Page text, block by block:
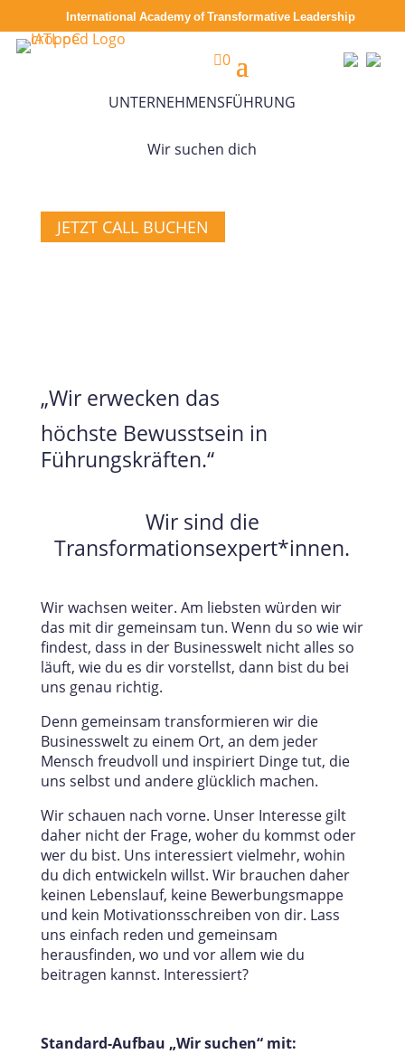
International Academy of Transformative Leadership
0
TRANSFORMATIVE SELBST-, TEAM- UND
UNTERNEHMENSFÜHRUNG
Wir suchen dich
JETZT CALL BUCHEN
„Wir erwecken das
höchste Bewusstsein in
Führungskräften.“
Wir sind die
Transformationsexpert*innen.
Wir wachsen weiter. Am liebsten würden wir
das mit dir gemeinsam tun. Wenn du so wie wir
findest, dass in der Businesswelt nicht alles so
läuft, wie du es dir vorstellst, dann bist du bei
uns genau richtig.
Denn gemeinsam transformieren wir die
Businesswelt zu einem Ort, an dem jeder
Mensch freudvoll und inspiriert Dinge tut, die
uns selbst und andere glücklich machen.
Wir schauen nach vorne. Unser Interesse gilt
daher nicht der Frage, woher du kommst oder
wer du bist. Uns interessiert vielmehr, wohin
du dich entwickeln willst. Wir brauchen daher
keinen Lebenslauf, keine Bewerbungsmappe
und kein Motivationsschreiben von dir. Lass
uns einfach reden und gemeinsam
herausfinden, wo und vor allem wie du
beitragen kannst. Interessiert?
Standard-Aufbau „Wir suchen“ mit: